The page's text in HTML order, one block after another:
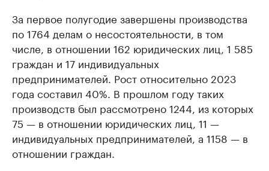
За первое полугодие завершены производства
по 1764 делам о несостоятельности, в том
числе, в отношении 162 юридических лиц, 1 585
граждан и 17 индивидуальных
предпринимателей. Рост относительно 2023
года составил 40%. В прошлом году таких
производств был рассмотрено 1244, из которых
75 — в отношении юридических лиц, 11 —
индивидуальных предпринимателей, а 1158 — в
отношении граждан.